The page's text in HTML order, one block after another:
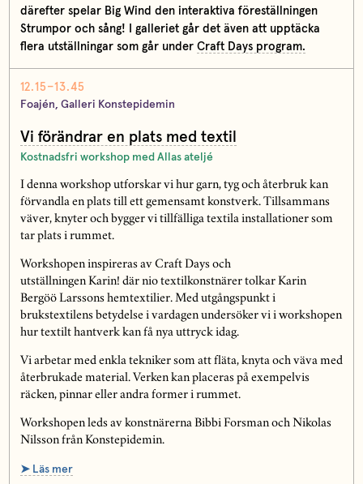
därefter spelar Big Wind den interaktiva föreställningen
Strumpor och sång! I galleriet går det även att upptäcka
flera utställningar som går under Craft Days program.
12.15–13.45
Foajén, Galleri Konstepidemin
Vi förändrar en plats med textil
Kostnadsfri workshop med Allas ateljé
I denna workshop utforskar vi hur garn, tyg och återbruk kan
förvandla en plats till ett gemensamt konstverk. Tillsammans
väver, knyter och bygger vi tillfälliga textila installationer som
tar plats i rummet.
Workshopen inspireras av Craft Days och
utställningen Karin! där nio textilkonstnärer tolkar Karin
Bergöö Larssons hemtextilier. Med utgångspunkt i
brukstextilens betydelse i vardagen undersöker vi i workshopen
hur textilt hantverk kan få nya uttryck idag.
Vi arbetar med enkla tekniker som att fläta, knyta och väva med
återbrukade material. Verken kan placeras på exempelvis
räcken, pinnar eller andra former i rummet.
Workshopen leds av konstnärerna Bibbi Forsman och Nikolas
Nilsson från Konstepidemin.
➤ Läs mer